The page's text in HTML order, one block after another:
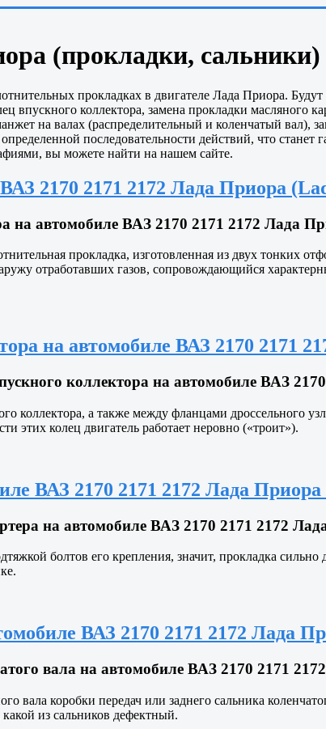
(прокладки, сальники)
прокладках в двигателе Лада Приора. Будут
впускного коллектора, замена прокладки масляного
на валах (распределительный и коленчатый вал),
последовательности действий, что станет
вы можете найти на нашем сайте.
2170 2171 2172 Лада Приора
на автомобиле ВАЗ 2170 2171 2172 Лада
прокладка, изготовленная из двух тонких
отработавших газов, сопровождающийся
на автомобиле ВАЗ 2170 2171
коллектора на автомобиле ВАЗ
а также между фланцами дроссельного
этих колец двигатель работает неровно («троит»).
ВАЗ 2170 2171 2172 Лада
на автомобиле ВАЗ 2170 2171 2172
болтов его крепления, значит, прокладка
ВАЗ 2170 2171 2172 Лада
вала на автомобиле ВАЗ 2170 2171
вала коробки передач или заднего сальника
из сальников дефектный.